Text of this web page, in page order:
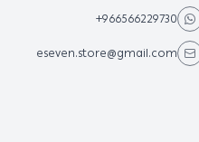
+966566229730
eseven.store@gmail.com